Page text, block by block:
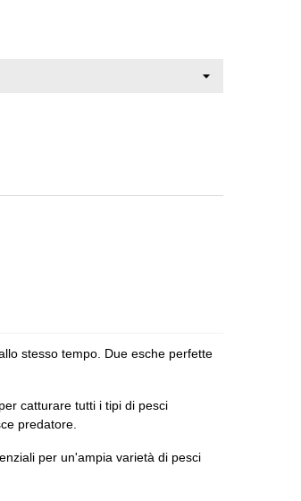
stesso tempo. Due esche perfette
catturare tutti i tipi di pesci
predatore.
per un'ampia varietà di pesci